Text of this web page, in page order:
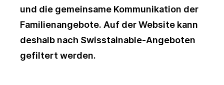
und die gemeinsame Kommunikation der
Familienangebote. Auf der Website kann
deshalb nach Swisstainable-Angeboten
gefiltert werden.